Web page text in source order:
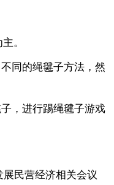
。
同的绳毽子方法，然
，进行踢绳毽子游戏
民营经济相关会议